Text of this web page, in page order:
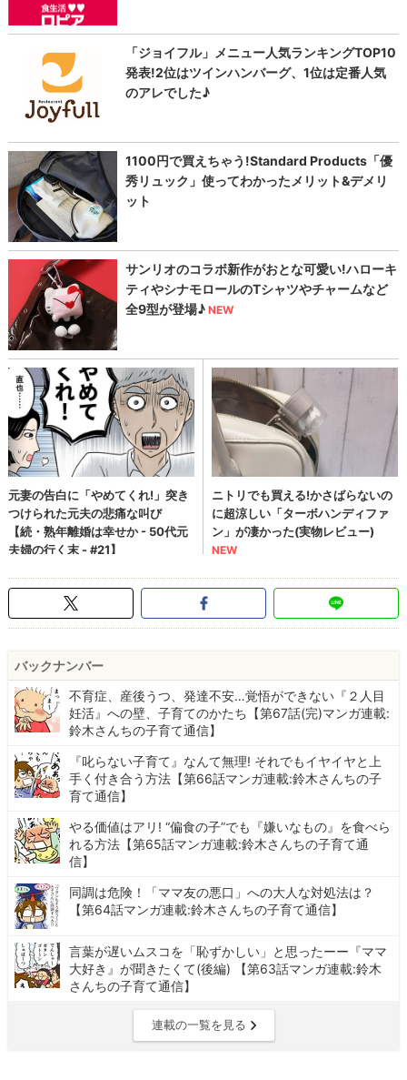
バックナンバー
不育症、産後うつ、発達不安…覚悟ができない『２人目
妊活』への壁、子育てのかたち【第67話(完)マンガ連載:
鈴木さんちの子育て通信】
『叱らない子育て』なんて無理! それでもイヤイヤと上
手く付き合う方法【第66話マンガ連載:鈴木さんちの子
育て通信】
やる価値はアリ! “偏食の子”でも『嫌いなもの』を食べら
れる方法【第65話マンガ連載:鈴木さんちの子育て通
信】
同調は危険！「ママ友の悪口」への大人な対処法は？
【第64話マンガ連載:鈴木さんちの子育て通信】
言葉が遅いムスコを「恥ずかしい」と思ったーー『ママ
大好き』が聞きたくて(後編) 【第63話マンガ連載:鈴木
さんちの子育て通信】
連載の一覧を見る